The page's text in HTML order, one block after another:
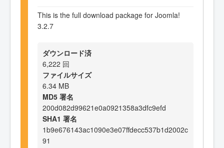
This is the full download package for Joomla!
3.2.7
ダウンロード済
6,222 回
ファイルサイズ
6.34 MB
MD5 署名
200d082d99621e0a0921358a3dfc9efd
SHA1 署名
1b9e676143ac1090e3e07ffdecc537b1d2002c
91